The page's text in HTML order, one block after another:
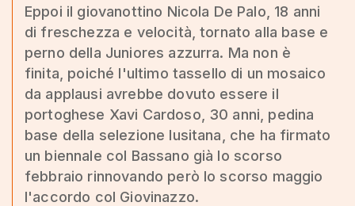
Eppoi il giovanottino Nicola De Palo, 18 anni
di freschezza e velocità, tornato alla base e
perno della Juniores azzurra. Ma non è
finita, poiché l'ultimo tassello di un mosaico
da applausi avrebbe dovuto essere il
portoghese Xavi Cardoso, 30 anni, pedina
base della selezione lusitana, che ha firmato
un biennale col Bassano già lo scorso
febbraio rinnovando però lo scorso maggio
l'accordo col Giovinazzo.